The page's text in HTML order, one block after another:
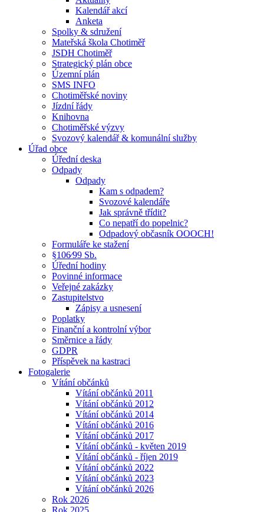
Kalendář akcí
Anketa
Spolky & sdružení
Mateřská škola Chotiměř
JSDH Chotiměř
Strategický plán obce
Územní plán
SMS INFO
Chotiměřské noviny
Jízdní řády
Knihovna
Chotiměřské výzvy
Svozový kalendář & komunální služby
Úřad obce
Úřední deska
Odpady
Odpady
Kam s odpadem?
Svozové kalendáře
Jak správně třídit?
Co nepatří do popelnic?
Odpadový občasník OOOCH!
Formuláře ke stažení
§106⁄99 Sb.
Úřední hodiny
Povinné informace
Veřejné zakázky
Zastupitelstvo
Zápisy a usnesení
Poplatky
Finanční a kontrolní výbor
Směrnice a řády
GDPR
Příspěvek na kastraci
Fotogalerie
Vítání občánků
Vítání občánků 2011
Vítání občánků 2012
Vítání občánků 2014
Vítání občánků 2016
Vítání občánků 2017
Vítání občánků - květen 2019
Vítání občánků - říjen 2019
Vítání občánků 2022
Vítání občánků 2023
Vítání občánků 2026
Rok 2026
Rok 2025